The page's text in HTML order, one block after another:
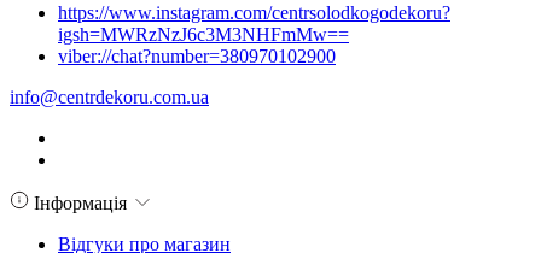
https://www.instagram.com/centrsolodkogodekoru?
igsh=MWRzNzJ6c3M3NHFmMw==
viber://chat?number=380970102900
info@centrdekoru.com.ua
Інформація
Відгуки про магазин